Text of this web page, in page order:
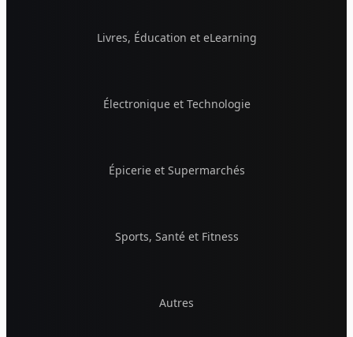
Livres, Éducation et eLearning
Électronique et Technologie
Épicerie et Supermarchés
Sports, Santé et Fitness
Autres